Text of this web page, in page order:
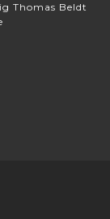
Thomas Beldt